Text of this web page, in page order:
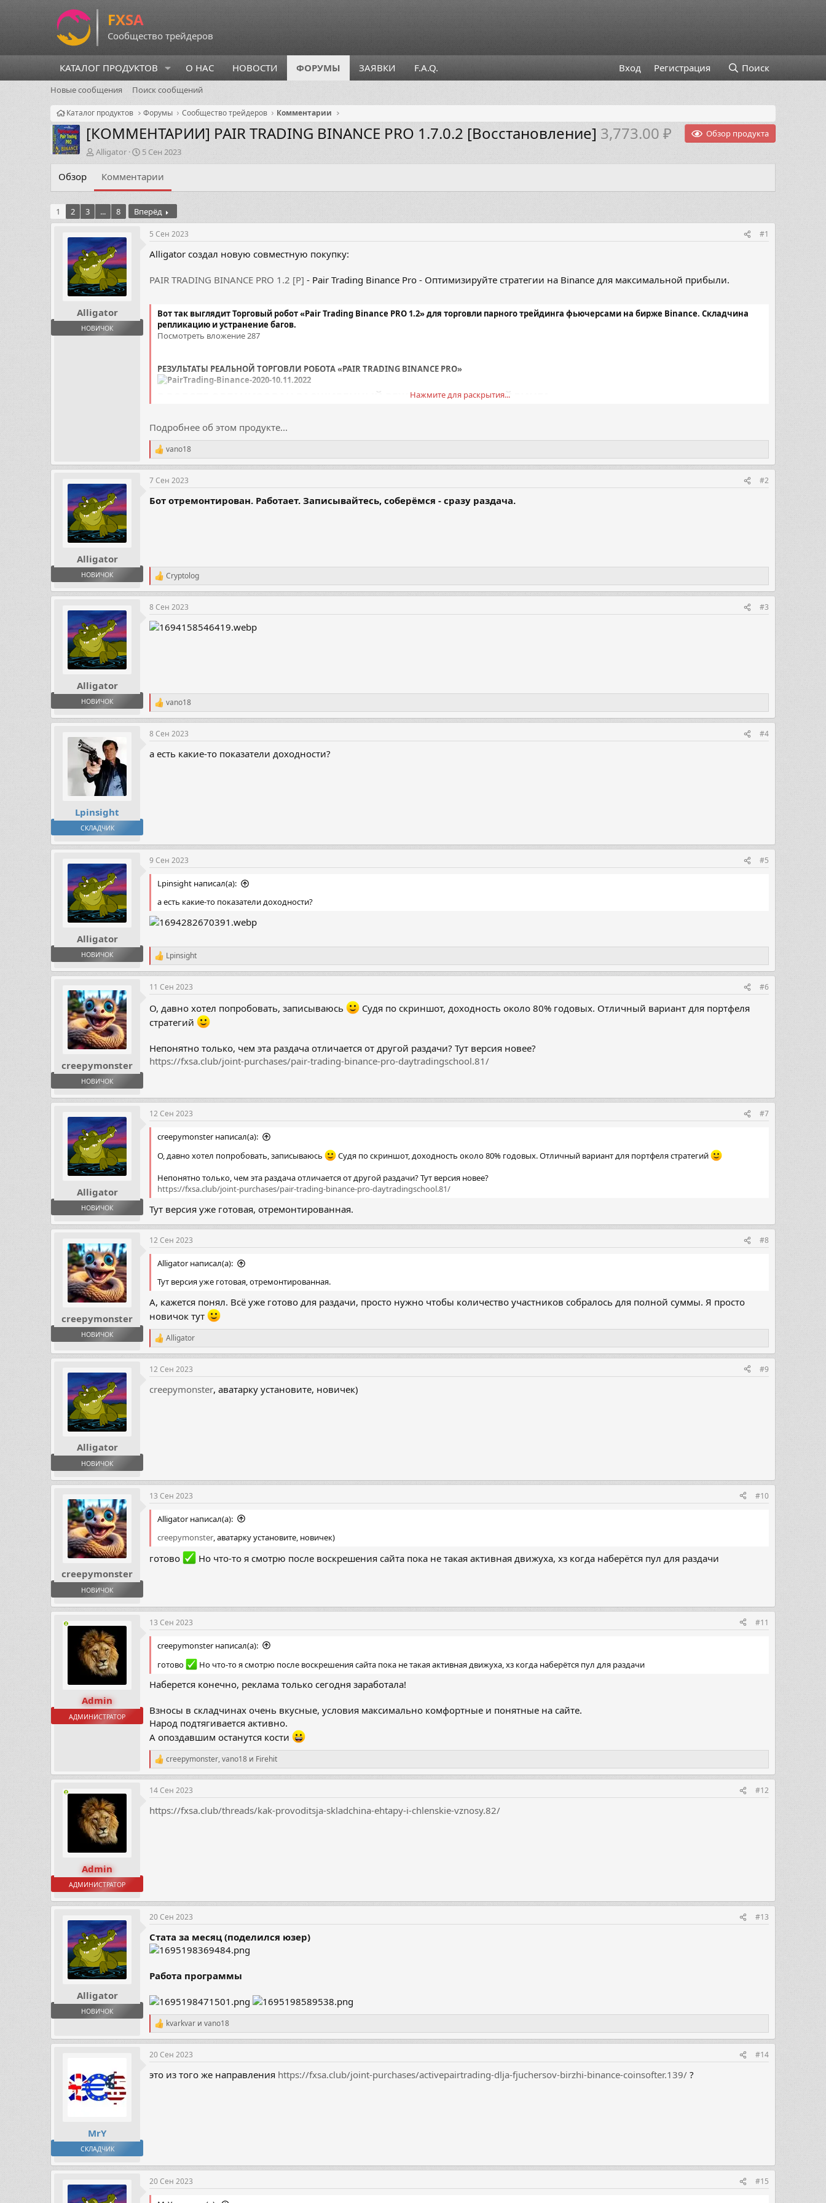
КАТАЛОГ ПРОДУКТОВ О НАС НОВОСТИ ФОРУМЫ ЗАЯВКИ F.A.Q. Вход Регистрация Поиск
Новые сообщения Поиск сообщений
Каталог продуктов Форумы Сообщество трейдеров Комментарии
[КОММЕНТАРИИ] PAIR TRADING BINANCE PRO 1.7.0.2 [Восстановление] 3,773.00 ₽
Обзор продукта
А
т
е
ы
Alligator
Д
т
а
ч
5 Сен 2023
Обзор Комментарии
1 2 3 ... 8 Вперёд
Alligator
НОВИЧОК
5 Сен 2023 #1
Alligator создал новую совместную покупку:
PAIR TRADING BINANCE PRO 1.2 [P] - Pair Trading Binance Pro - Оптимизируйте стратегии на Binance для максимальной прибыли.
Вот так выглядит Торговый робот «Pair Trading Binance PRO 1.2» для торговли парного трейдинга фьючерсами на бирже Binance. Складчина
репликацию и устранение багов.
Посмотреть вложение 287
РЕЗУЛЬТАТЫ РЕАЛЬНОЙ ТОРГОВЛИ РОБОТА «PAIR TRADING BINANCE PRO»
В РОБОТЕ ОРГАНИЗОВАН РАСШИРЕННЫЙ РЕЖИМ ПАРНОГО ТРЕЙДИНГА.​
Нажмите для раскрытия...
Подробнее об этом продукте...
Р
е
а
к
и
vano18
Alligator
НОВИЧОК
7 Сен 2023 #2
Бот отремонтирован. Работает. Записывайтесь, соберёмся - сразу раздача.
Р
е
а
к
ц
и
Cryptolog
Alligator
НОВИЧОК
8 Сен 2023 #3
Р
е
а
к
и
vano18
Lpinsight
СКЛАДЧИК
8 Сен 2023 #4
а есть какие-то показатели доходности?
Alligator
НОВИЧОК
9 Сен 2023 #5
Lpinsight написал(а):
а есть какие-то показатели доходности?
Р
е
а
к
и
и
:
Lpinsight
creepymonster
НОВИЧОК
11 Сен 2023 #6
О, давно хотел попробовать, записываюсь
Судя по скриншот, доходность около 80% годовых. Отличный вариант для портфеля
стратегий
Непонятно только, чем эта раздача отличается от другой раздачи? Тут версия новее?
https://fxsa.club/joint-purchases/pair-trading-binance-pro-daytradingschool.81/
Alligator
НОВИЧОК
12 Сен 2023 #7
creepymonster написал(а):
О, давно хотел попробовать, записываюсь
Судя по скриншот, доходность около 80% годовых. Отличный вариант для портфеля стратегий
Непонятно только, чем эта раздача отличается от другой раздачи? Тут версия новее?
https://fxsa.club/joint-purchases/pair-trading-binance-pro-daytradingschool.81/
Тут версия уже готовая, отремонтированная.
creepymonster
НОВИЧОК
12 Сен 2023 #8
Alligator написал(а):
Тут версия уже готовая, отремонтированная.
А, кажется понял. Всё уже готово для раздачи, просто нужно чтобы количество участников собралось для полной суммы. Я просто
новичок тут
Р
е
а
к
и
Alligator
Alligator
НОВИЧОК
12 Сен 2023 #9
creepymonster, аватарку установите, новичек)
creepymonster
НОВИЧОК
13 Сен 2023 #10
Alligator написал(а):
creepymonster, аватарку установите, новичек)
готово Но что-то я смотрю после воскрешения сайта пока не такая активная движуха, хз когда наберётся пул для раздачи
Admin
АДМИНИСТРАТОР
13 Сен 2023 #11
creepymonster написал(а):
готово
Но что-то я смотрю после воскрешения сайта пока не такая активная движуха, хз когда наберётся пул для раздачи
Наберется конечно, реклама только сегодня заработала!
Взносы в складчинах очень вкусные, условия максимально комфортные и понятные на сайте.
Народ подтягивается активно.
А опоздавшим останутся кости
Р
е
а
к
и
creepymonster,vano18 и Firehit
Admin
АДМИНИСТРАТОР
14 Сен 2023 #12
https://fxsa.club/threads/kak-provoditsja-skladchina-ehtapy-i-chlenskie-vznosy.82/
Alligator
НОВИЧОК
20 Сен 2023 #13
Стата за месяц (поделился юзер)
Работа программы
Р
е
а
к
и
kvarkvar и vano18
MrY
СКЛАДЧИК
20 Сен 2023 #14
это из того же направления https://fxsa.club/joint-purchases/activepairtrading-dlja-fjuchersov-birzhi-binance-coinsofter.139/ ?
20 Сен 2023 #15